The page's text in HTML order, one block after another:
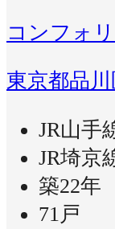
コンフォ
東京都品
JR山手
JR埼京
築22年
71戸